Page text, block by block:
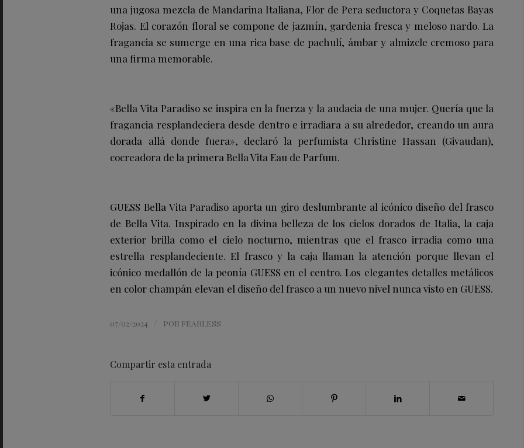
una jugosa mezcla de Mandarina Italiana, Flor de Pera seductora y Coquetas Bayas
Rojas. El corazón floral se compone de jazmín, gardenia fresca y meloso nardo. La
fragancia se sumerge en una rica base de pachulí, ámbar y almizcle cremoso para
una firma memorable.
«Bella Vita Paradiso se inspira en la fuerza y la audacia de una mujer. Quería que la
fragancia resplandeciera desde dentro e irradiara a su alrededor, creando un aura
dorada allá donde fuera», declaró la perfumista Christine Hassan (Givaudan),
cocreadora de la primera Bella Vita Eau de Parfum.
GUESS Bella Vita Paradiso aporta un giro deslumbrante al icónico diseño del frasco
de Bella Vita. Inspirado en la divina belleza de los cielos dorados de Italia, la caja
exterior brilla como el cielo nocturno, mientras que el frasco irradia como una
estrella resplandeciente. El frasco y la caja llaman la atención porque llevan el
icónico medallón de la peonía GUESS en el centro. Los elegantes detalles metálicos
en color champán elevan el diseño del frasco a un nuevo nivel nunca visto en GUESS.
07/02/2024 POR FEARLESS
Compartir esta entrada